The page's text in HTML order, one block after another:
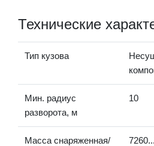
Технические
Тип кузова
Мин. радиус
разворота, м
10
Масса снаряженная/